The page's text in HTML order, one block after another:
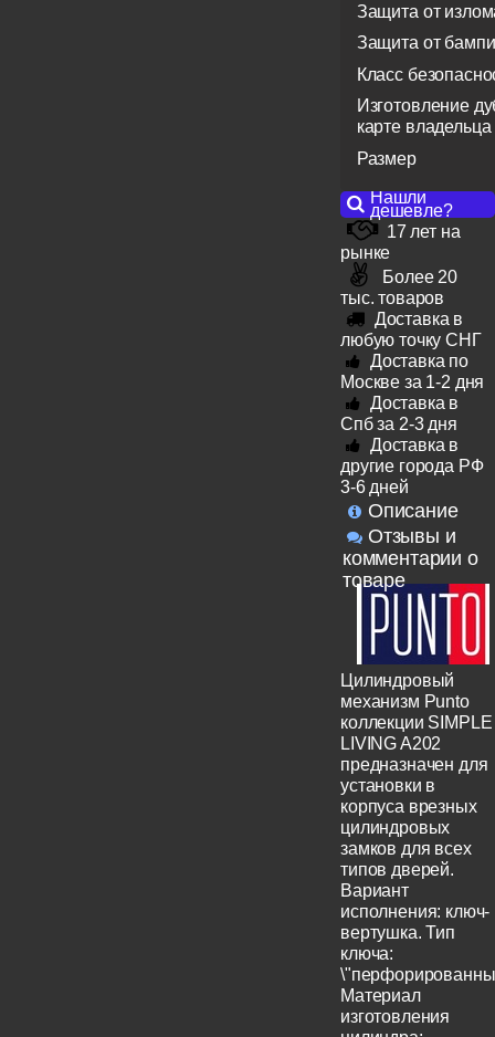
Защита от
Защита от
Класс
Изготовление
карте владельца
Размер
Нашли
дешевле?
17 лет на
рынке
Более 20
тыс. товаров
Доставка в
любую точку СНГ
Доставка по
Москве за 1-2 дня
Доставка в
Спб за 2-3 дня
Доставка в
другие города РФ
3-6 дней
Описание
Отзывы и
комментарии о
товаре
Цилиндровый
механизм Punto
коллекции SIMPLE
LIVING A202
предназначен для
установки в
корпуса врезных
цилиндровых
замков для всех
типов дверей.
Вариант
исполнения: ключ-
вертушка. Тип
ключа:
Материал
изготовления